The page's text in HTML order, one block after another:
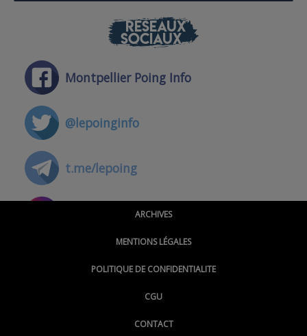
RÉSEAUX
SOCIAUX
Montpellier Poing Info
@lepoinginfo
t.me/lepoing
@montpellierpoinginfo
@LePoingMontpellier
ARCHIVES
MENTIONS LÉGALES
POLITIQUE DE CONFIDENTIALITE
CGU
CONTACT